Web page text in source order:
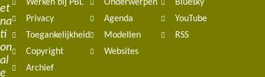
et
na
ti
on
al
e
Werken bij PBL
Privacy
Toegankelijkheid
Copyright
Archief
Onderwerpen
Agenda
Modellen
Websites
Bluesky
YouTube
RSS